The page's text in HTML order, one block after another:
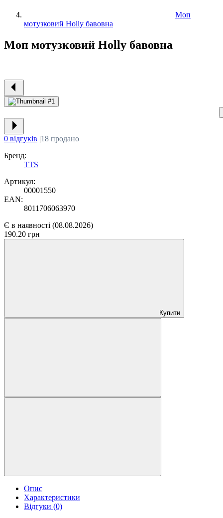
Моп
мотузковий Holly бавовна
Моп мотузковий Holly бавовна
0 відгуків |18 продано
Бренд:
TTS
Артикул:
00001550
EAN:
8011706063970
Є в наявності (08.08.2026)
190.20 грн
Купити
Опис
Характеристики
Відгуки (0)